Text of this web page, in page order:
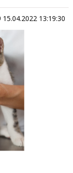
15.04.2022 13:19:30